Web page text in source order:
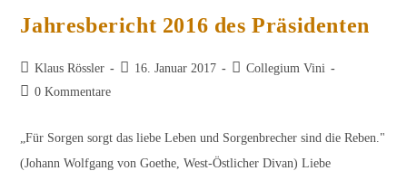
Jahresbericht 2016 des Präsidenten
Beitrags-
Autor:
Klaus Rössler
Beitrag
16. Januar 2017
Beitrags-
Collegium Vini
Beitrags-
0 Kommentare
„Für Sorgen sorgt das liebe Leben und Sorgenbrecher sind die Reben."
(Johann Wolfgang von Goethe, West-Östlicher Divan) Liebe